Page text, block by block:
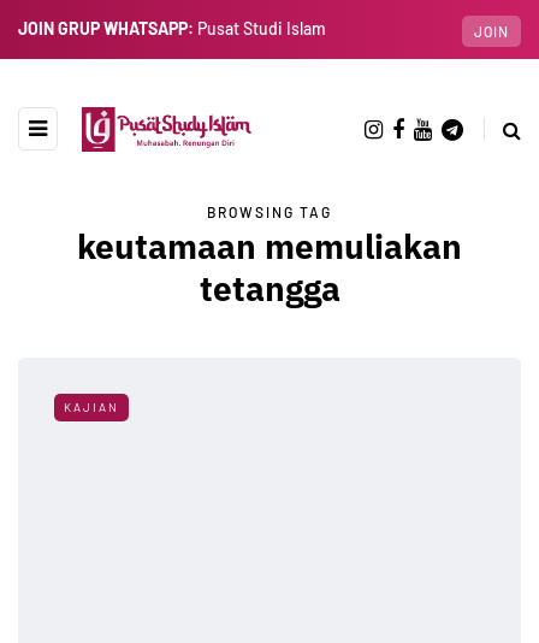
JOIN GRUP WHATSAPP: Pusat Studi Islam JOIN
BROWSING TAG
keutamaan memuliakan
tetangga
KAJIAN